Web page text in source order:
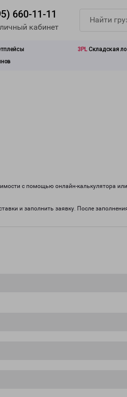
660-11-11
кабинет
3PL Складская
с помощью онлайн-калькулятора
и заполнить заявку. После